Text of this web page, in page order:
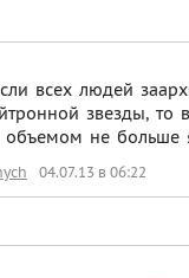
всех людей
звезды,
объемом не больше
04.07.13 в 06:22